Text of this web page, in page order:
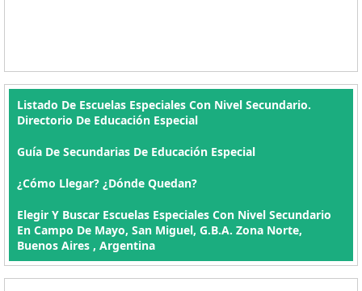
Listado De Escuelas Especiales Con Nivel Secundario.
Directorio De Educación Especial
Guía De Secundarias De Educación Especial
¿Cómo Llegar? ¿Dónde Quedan?
Elegir Y Buscar Escuelas Especiales Con Nivel Secundario
En Campo De Mayo, San Miguel, G.B.A. Zona Norte,
Buenos Aires , Argentina